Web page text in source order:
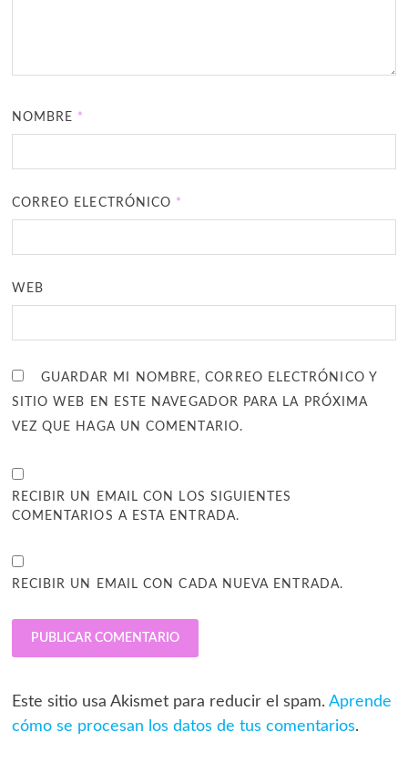
NOMBRE *
CORREO ELECTRÓNICO *
WEB
GUARDAR MI NOMBRE, CORREO ELECTRÓNICO Y
SITIO WEB EN ESTE NAVEGADOR PARA LA PRÓXIMA
VEZ QUE HAGA UN COMENTARIO.
RECIBIR UN EMAIL CON LOS SIGUIENTES
COMENTARIOS A ESTA ENTRADA.
RECIBIR UN EMAIL CON CADA NUEVA ENTRADA.
Este sitio usa Akismet para reducir el spam. Aprende
cómo se procesan los datos de tus comentarios.